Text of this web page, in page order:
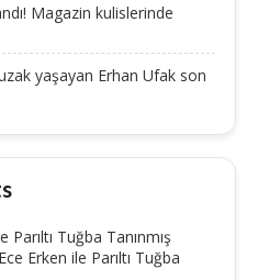
Magazin kulislerinde
yaşayan Erhan Ufak son
Parıltı Tuğba Tanınmış
Erken ile Parıltı Tuğba